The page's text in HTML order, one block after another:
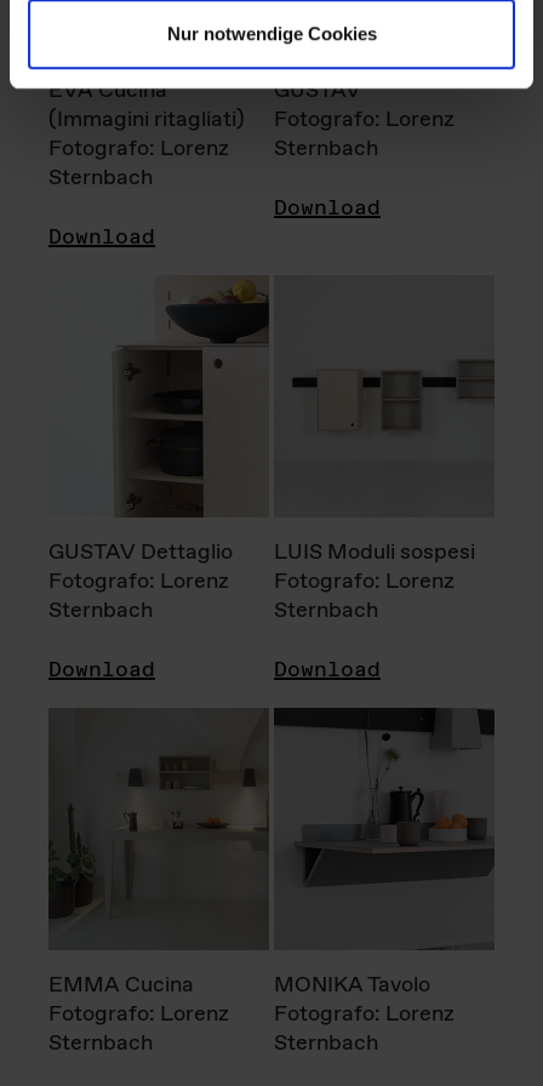
Nur notwendige Cookies
EVA Cucina
(Immagini ritagliati)
Fotografo: Lorenz
Sternbach
Download
GUSTAV
Fotografo: Lorenz
Sternbach
Download
GUSTAV Dettaglio
Fotografo: Lorenz
Sternbach
Download
LUIS Moduli sospesi
Fotografo: Lorenz
Sternbach
Download
EMMA Cucina
Fotografo: Lorenz
Sternbach
MONIKA Tavolo
Fotografo: Lorenz
Sternbach